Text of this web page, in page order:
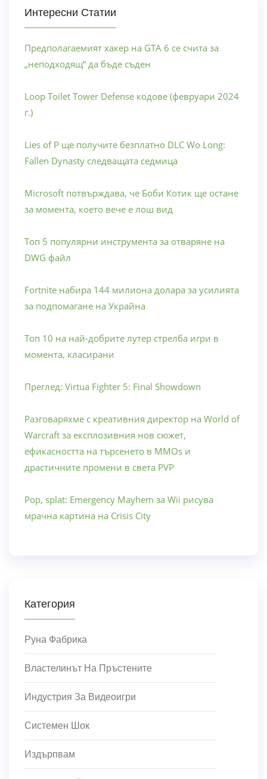
Интересни Статии
Предполагаемият хакер на GTA 6 се счита за
„неподходящ“ да бъде съден
Loop Toilet Tower Defense кодове (февруари 2024
г.)
Lies of P ще получите безплатно DLC Wo Long:
Fallen Dynasty следващата седмица
Microsoft потвърждава, че Боби Котик ще остане
за момента, което вече е лош вид
Топ 5 популярни инструмента за отваряне на
DWG файл
Fortnite набира 144 милиона долара за усилията
за подпомагане на Украйна
Топ 10 на най-добрите лутер стрелба игри в
момента, класирани
Преглед: Virtua Fighter 5: Final Showdown
Разговаряхме с креативния директор на World of
Warcraft за експлозивния нов сюжет,
ефикасността на търсенето в MMOs и
драстичните промени в света PVP
Pop, splat: Emergency Mayhem за Wii рисува
мрачна картина на Crisis City
Категория
Руна Фабрика
Властелинът На Пръстените
Индустрия За Видеоигри
Системен Шок
Издърпвам